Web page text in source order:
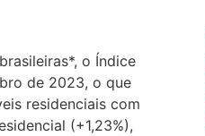
o Índice
de 2023, o que
residenciais com
(+1,23%),